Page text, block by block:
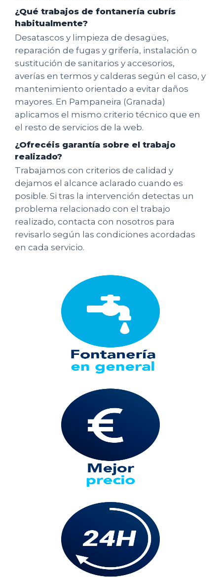
¿Qué trabajos de fontanería cubrís
habitualmente?
Desatascos y limpieza de desagües,
reparación de fugas y grifería, instalación o
sustitución de sanitarios y accesorios,
averías en termos y calderas según el caso, y
mantenimiento orientado a evitar daños
mayores. En Pampaneira (Granada)
aplicamos el mismo criterio técnico que en
el resto de servicios de la web.
¿Ofrecéis garantía sobre el trabajo
realizado?
Trabajamos con criterios de calidad y
dejamos el alcance aclarado cuando es
posible. Si tras la intervención detectas un
problema relacionado con el trabajo
realizado, contacta con nosotros para
revisarlo según las condiciones acordadas
en cada servicio.